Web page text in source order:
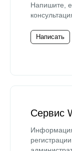
Напишите,
Написать
Сервис